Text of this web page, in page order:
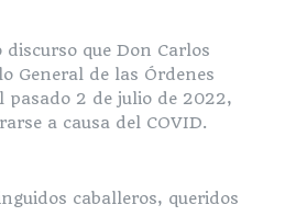
que Don Carlos
General de las Órdenes
pasado 2 de julio de 2022,
a causa del COVID.
caballeros, queridos